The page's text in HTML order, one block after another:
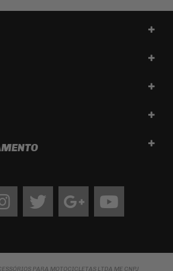
twitter googleYoutube
PARA MOTOCICLETAS LTDA ME CNPJ